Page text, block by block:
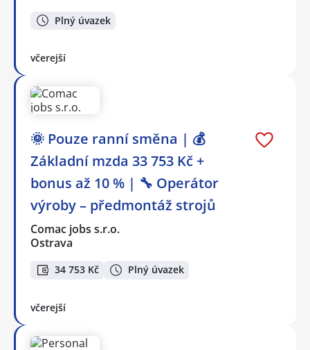
Plný úvazek
včerejší
🌞 Pouze ranní směna | 💰
Základní mzda 33 753 Kč +
bonus až 10 % | 🔧 Operátor
výroby – předmontáž strojů
Comac jobs s.r.o.
Ostrava
34 753 Kč Plný úvazek
včerejší